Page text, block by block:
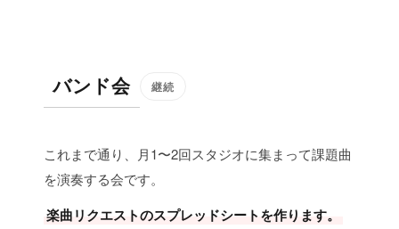
バンド会 継続
これまで通り、月1〜2回スタジオに集まって課題曲
を演奏する会です。
楽曲リクエストのスプレッドシートを作ります。